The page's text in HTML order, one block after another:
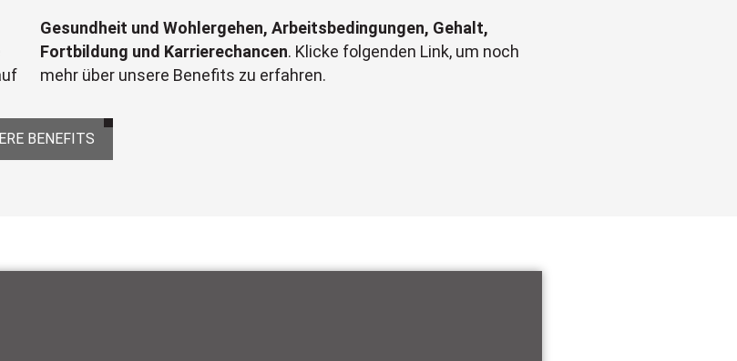
Gesundheit und Wohlergehen, Arbeitsbedingungen, Gehalt,
Fortbildung und Karrierechancen. Klicke folgenden Link, um noch
mehr über unsere Benefits zu erfahren.
BENEFITS